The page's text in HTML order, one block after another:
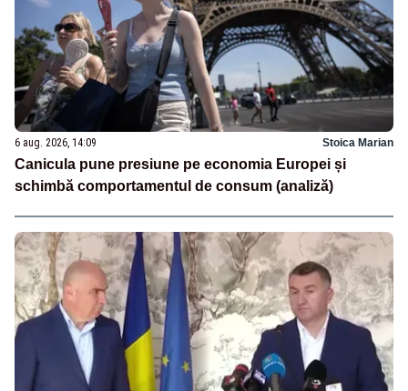
6 aug. 2026, 14:09 Stoica Marian
Canicula pune presiune pe economia Europei și
schimbă comportamentul de consum (analiză)